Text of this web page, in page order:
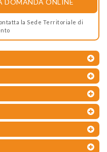
DOMANDA ONLINE
la Sede Territoriale di